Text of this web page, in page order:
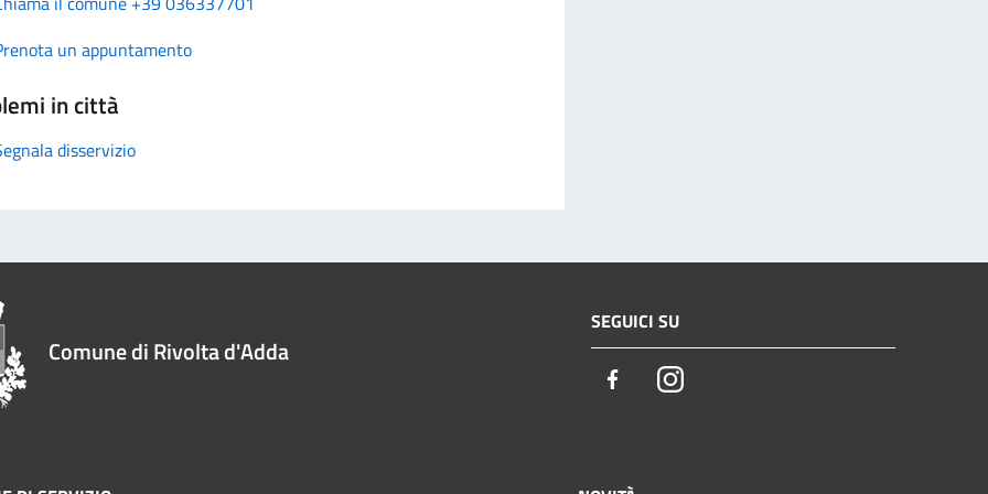
un appuntamento
in città
disservizio
Comune di Rivolta d'Adda
SEGUICI SU
FacebookInstagram